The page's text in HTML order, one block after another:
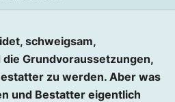
schweigsam,
Grundvoraussetzungen,
zu werden. Aber was
und Bestatter eigentlich